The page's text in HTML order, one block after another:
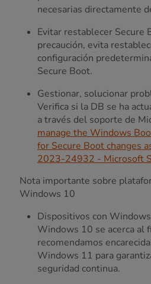
necesarias directamente
Evitar restablecer Secure
precaución, evita
configuración
Secure Boot.
Gestionar, solucionar
Verifica si la DB se ha
a través del soporte de
manage the Windows
for Secure Boot changes
2023-24932 - Microsoft
Nota importante sobre
Windows 10
Dispositivos con
Windows 10 se acerca al
recomendamos
Windows 11 para
seguridad continua.